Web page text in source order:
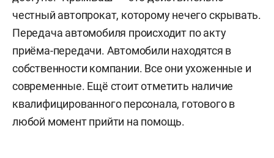
честный автопрокат, которому нечего скрывать.
Передача автомобиля происходит по акту
приёма-передачи. Автомобили находятся в
собственности компании. Все они ухоженные и
современные. Ещё стоит отметить наличие
квалифицированного персонала, готового в
любой момент прийти на помощь.